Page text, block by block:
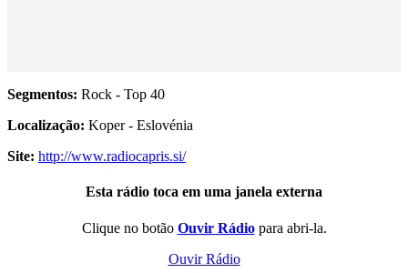
Segmentos: Rock - Top 40
Localização: Koper - Eslovénia
Site: http://www.radiocapris.si/
Esta rádio toca em uma janela externa
Clique no botão Ouvir Rádiopara abri-la.
Ouvir Rádio